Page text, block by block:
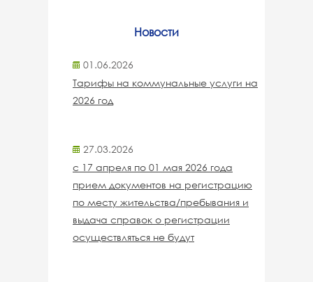
Новости
01.06.2026
Тарифы на коммунальные услуги на
2026 год
27.03.2026
с 17 апреля по 01 мая 2026 года
прием документов на регистрацию
по месту жительства/пребывания и
выдача справок о регистрации
осуществляться не будут